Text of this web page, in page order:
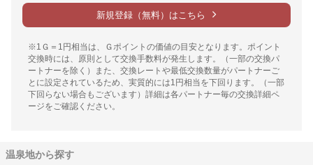
新規登録（無料）はこちら
※1Ｇ＝1円相当は、Ｇポイントの価値の目安となります。ポイント
交換時には、原則として交換手数料が発生します。（一部の交換パ
ートナーを除く）また、交換レートや最低交換数量がパートナーご
とに設定されているため、実質的には1円相当を下回ります。（一部
下回らない場合もございます）詳細は各パートナー毎の交換詳細ペ
ージをご確認ください。
温泉地から探す